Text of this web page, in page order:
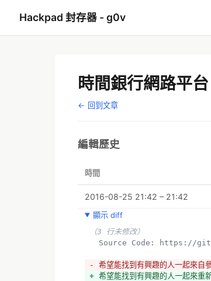
Hackpad 封存器 - g0v
時間銀行網路平台
← 回到文章
編輯歷史
時間
2016-08-25 21:42 – 21:42
顯示 diff
（3 行未修改）
Source Code: https://
- 希望能找到有興趣的人一起來
+ 希望能找到有興趣的人一起來